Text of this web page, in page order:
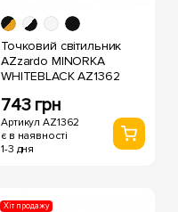
Точковий світильник
AZzardo MINORKA
WHITEBLACK AZ1362
743 грн
Артикул AZ1362
є в наявності
1-3 дня
Хіт продажу